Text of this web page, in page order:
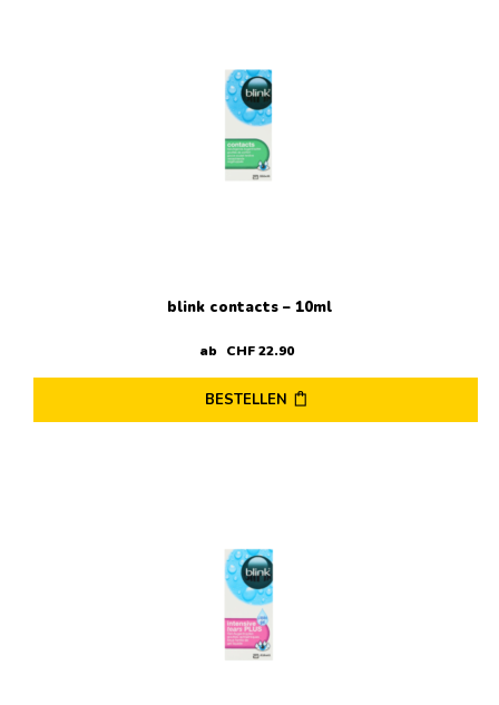
blink contacts – 10ml
ab CHF22.90
BESTELLEN